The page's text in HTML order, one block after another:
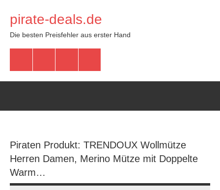
Inhalt
springen
pirate-deals.de
Die besten Preisfehler aus erster Hand
Piraten Produkt: TRENDOUX Wollmütze
Herren Damen, Merino Mütze mit Doppelte
Warm…